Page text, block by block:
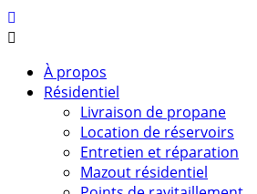
À propos
Résidentiel
Livraison de propane
Location de réservoirs
Entretien et réparation
Mazout résidentiel